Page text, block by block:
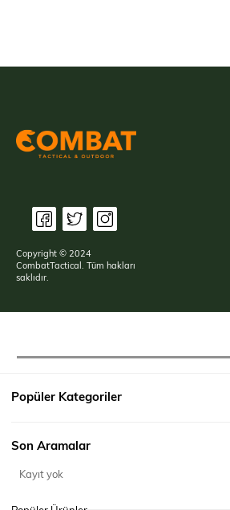
Copyright © 2024
CombatTactical. Tüm hakları
saklıdır.
Çerez Kullanımı
Birinci ve üçüncü kişi çerezlerini analiz amacıyla,
Popüler Kategoriler
Son Aramalar
Kayıt yok